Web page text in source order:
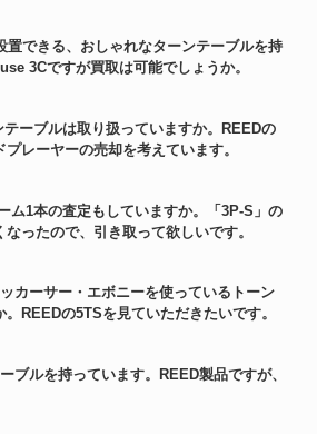
3Cですが買取は可能でしょうか。
レーヤーの売却を考えています。
なったので、引き取って欲しいです。
REEDの5TSを見ていただきたいです。